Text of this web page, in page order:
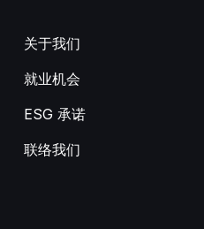
关于我们
就业机会
ESG 承诺
联络我们